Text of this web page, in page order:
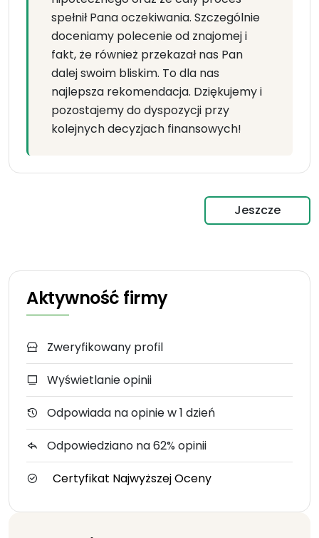
spełnił Pana oczekiwania. Szczególnie
doceniamy polecenie od znajomej i
fakt, że również przekazał nas Pan
dalej swoim bliskim. To dla nas
najlepsza rekomendacja. Dziękujemy i
pozostajemy do dyspozycji przy
kolejnych decyzjach finansowych!
Jeszcze
Aktywność firmy
Zweryfikowany profil
Wyświetlanie opinii
Odpowiada na opinie w 1 dzień
Odpowiedziano na 62% opinii
Certyfikat Najwyższej Oceny